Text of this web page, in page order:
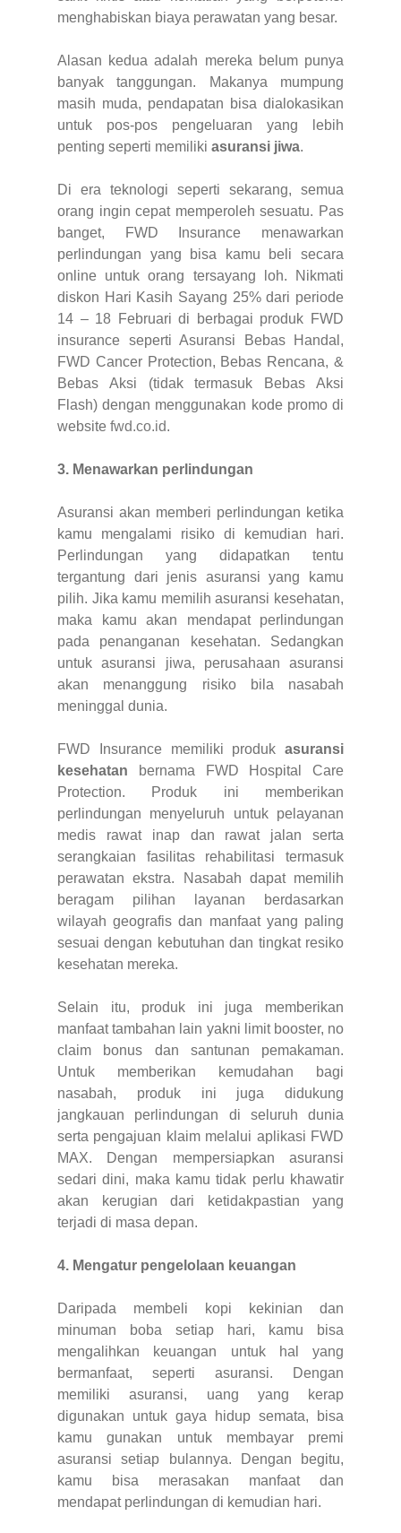
menghabiskan biaya perawatan yang besar.
Alasan kedua adalah mereka belum punya
banyak tanggungan. Makanya mumpung
masih muda, pendapatan bisa dialokasikan
untuk pos-pos pengeluaran yang lebih
penting seperti memiliki asuransi jiwa.
Di era teknologi seperti sekarang, semua
orang ingin cepat memperoleh sesuatu. Pas
banget, FWD Insurance menawarkan
perlindungan yang bisa kamu beli secara
online untuk orang tersayang loh. Nikmati
diskon Hari Kasih Sayang 25% dari periode
14 – 18 Februari di berbagai produk FWD
insurance seperti Asuransi Bebas Handal,
FWD Cancer Protection, Bebas Rencana, &
Bebas Aksi (tidak termasuk Bebas Aksi
Flash) dengan menggunakan kode promo di
website fwd.co.id.
3. Menawarkan perlindungan
Asuransi akan memberi perlindungan ketika
kamu mengalami risiko di kemudian hari.
Perlindungan yang didapatkan tentu
tergantung dari jenis asuransi yang kamu
pilih. Jika kamu memilih asuransi kesehatan,
maka kamu akan mendapat perlindungan
pada penanganan kesehatan. Sedangkan
untuk asuransi jiwa, perusahaan asuransi
akan menanggung risiko bila nasabah
meninggal dunia.
FWD Insurance memiliki produk asuransi
kesehatan bernama FWD Hospital Care
Protection. Produk ini memberikan
perlindungan menyeluruh untuk pelayanan
medis rawat inap dan rawat jalan serta
serangkaian fasilitas rehabilitasi termasuk
perawatan ekstra. Nasabah dapat memilih
beragam pilihan layanan berdasarkan
wilayah geografis dan manfaat yang paling
sesuai dengan kebutuhan dan tingkat resiko
kesehatan mereka.
Selain itu, produk ini juga memberikan
manfaat tambahan lain yakni limit booster, no
claim bonus dan santunan pemakaman.
Untuk memberikan kemudahan bagi
nasabah, produk ini juga didukung
jangkauan perlindungan di seluruh dunia
serta pengajuan klaim melalui aplikasi FWD
MAX. Dengan mempersiapkan asuransi
sedari dini, maka kamu tidak perlu khawatir
akan kerugian dari ketidakpastian yang
terjadi di masa depan.
4. Mengatur pengelolaan keuangan
Daripada membeli kopi kekinian dan
minuman boba setiap hari, kamu bisa
mengalihkan keuangan untuk hal yang
bermanfaat, seperti asuransi. Dengan
memiliki asuransi, uang yang kerap
digunakan untuk gaya hidup semata, bisa
kamu gunakan untuk membayar premi
asuransi setiap bulannya. Dengan begitu,
kamu bisa merasakan manfaat dan
mendapat perlindungan di kemudian hari.